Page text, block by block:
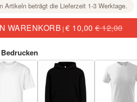
Artikeln beträgt die Lieferzeit 1-3 Werktage.
WARENKORB |€ 10,00€ 12,00